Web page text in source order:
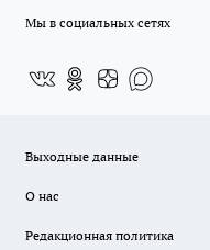
Мы в социальных сетях
Выходные данные
О нас
Редакционная политика